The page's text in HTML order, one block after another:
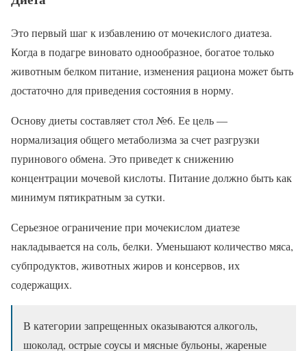
Это первый шаг к избавлению от мочекислого диатеза.
Когда в подагре виновато однообразное, богатое только
животным белком питание, изменения рациона может быть
достаточно для приведения состояния в норму.
Основу диеты составляет стол №6. Ее цель —
нормализация общего метаболизма за счет разгрузки
пуринового обмена. Это приведет к снижению
концентрации мочевой кислоты. Питание должно быть как
минимум пятикратным за сутки.
Серьезное ограничение при мочекислом диатезе
накладывается на соль, белки. Уменьшают количество мяса,
субпродуктов, животных жиров и консервов, их
содержащих.
В категории запрещенных оказываются алкоголь,
шоколад, острые соусы и мясные бульоны, жареные